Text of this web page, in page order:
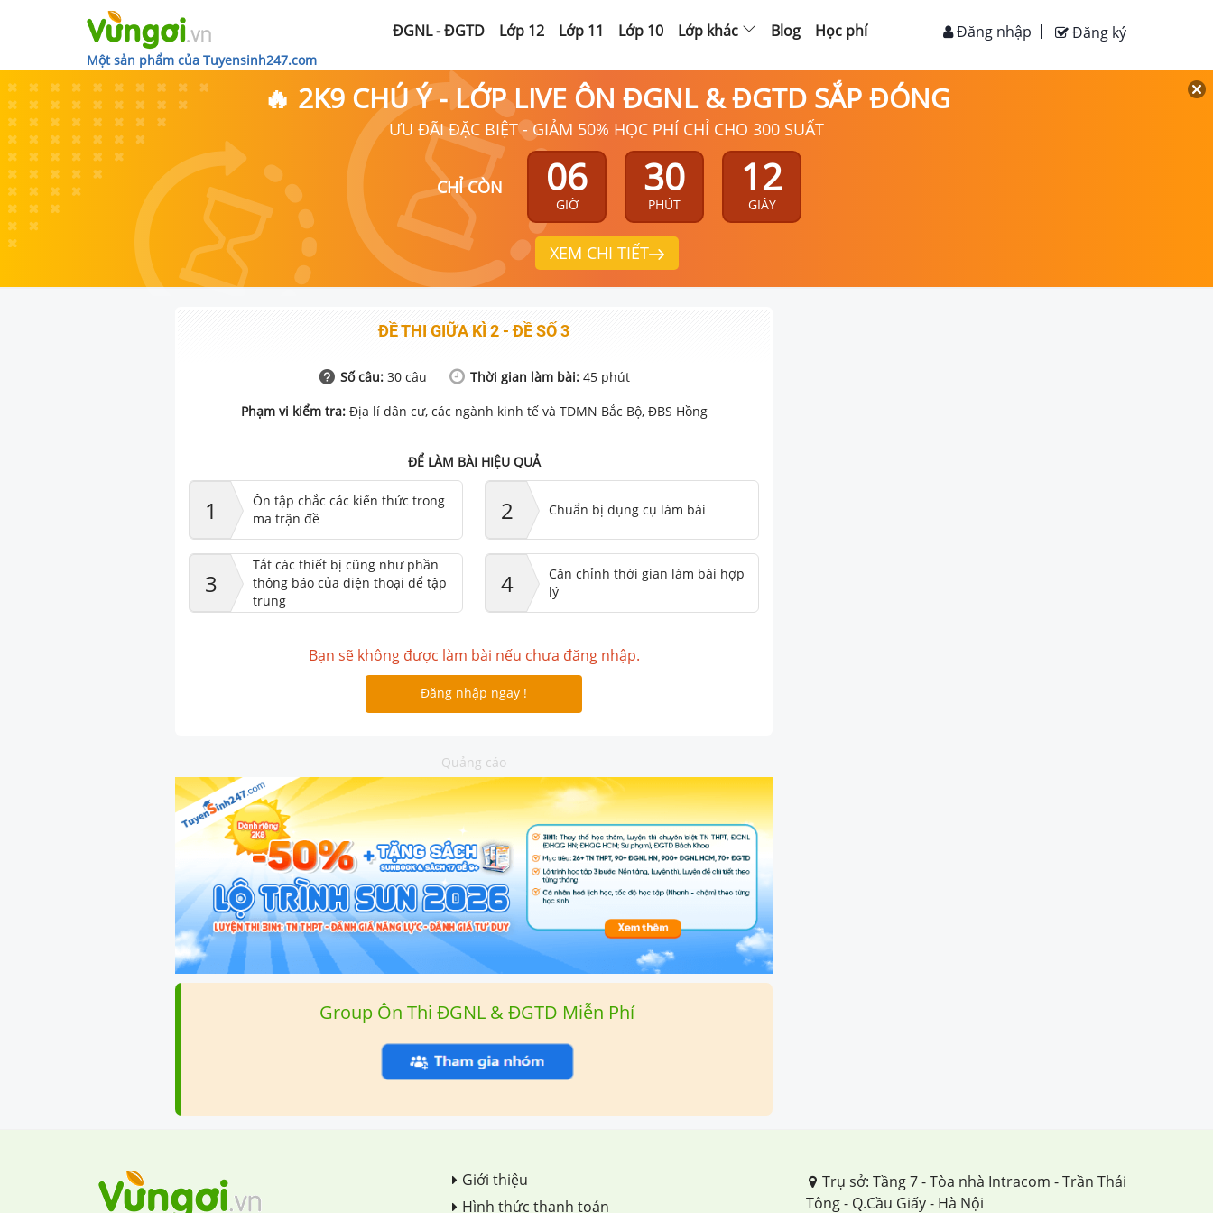
Một sản phẩm của Tuyensinh247.com
ĐGNL - ĐGTD Lớp 12 Lớp 11 Lớp 10 Lớp khác Blog Học phí Đăng ký
Đăng nhập
🔥 2K9 CHÚ Ý - LỚP LIVE ÔN ĐGNL & ĐGTD SẮP ĐÓNG
ƯU ĐÃI ĐẶC BIỆT - GIẢM 50% HỌC PHÍ CHỈ CHO 300 SUẤT
CHỈ CÒN 06
GIỜ
30
PHÚT
12
GIÂY
XEM CHI TIẾT
ĐỀ THI GIỮA KÌ 2 - ĐỀ SỐ 3
Số câu: 30câu Thời gian làm bài: 45phút
Phạm vi kiểm tra: Địa lí dân cư, các ngành kinh tế và TDMN Bắc Bộ, ĐBS Hồng
ĐỂ LÀM BÀI HIỆU QUẢ
1
Ôn tập chắc các kiến thức trong
ma trận đề
2 Chuẩn bị dụng cụ làm bài
3
Tắt các thiết bị cũng như phần
thông báo của điện thoại để tập
trung
4
Căn chỉnh thời gian làm bài hợp
lý
Bạn sẽ không được làm bài nếu chưa đăng nhập.
Đăng nhập ngay !
Quảng cáo
Group Ôn Thi ĐGNL & ĐGTD Miễn Phí
Giới thiệu
Hình thức thanh toán
Trụ sở: Tầng 7 - Tòa nhà Intracom - Trần Thái
Tông - Q.Cầu Giấy - Hà Nội